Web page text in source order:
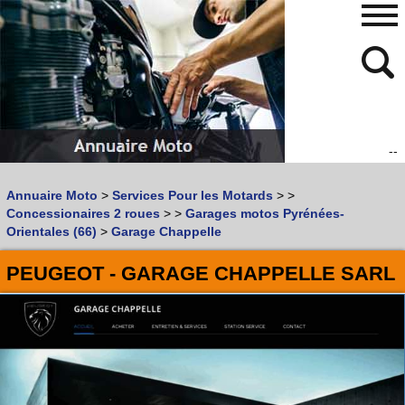
--
Vous recherchez un garage MOTOouSCOOTER
Quoi :
Où :
Retrouvez dans votre VILLE
les bonnes adresses deL'ANNUAIRE MOTO & SCOOTER
480
768
Annuaire Moto > Services Pour les Motards > >
Concessionaires 2 roues > > Garages motos Pyrénées-
Orientales (66) > Garage Chappelle
PEUGEOT - GARAGE CHAPPELLE SARL